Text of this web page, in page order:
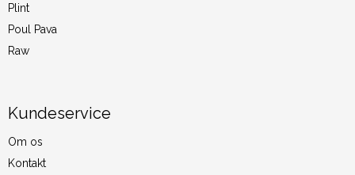
Plint
Poul Pava
Raw
Kundeservice
Om os
Kontakt